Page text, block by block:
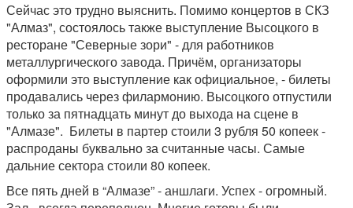
Сейчас это трудно выяснить. Помимо концертов в СКЗ
"Алмаз", состоялось также выступление Высоцкого в
ресторане "Северные зори" - для работников
металлургического завода. Причём, организаторы
оформили это выступление как официальное, - билеты
продавались через филармонию. Высоцкого отпустили
только за пятнадцать минут до выхода на сцене в
"Алмазе". Билеты в партер стоили 3 рубля 50 копеек -
распроданы буквально за считанные часы. Самые
дальние сектора стоили 80 копеек.
Все пять дней в “Алмазе” - аншлаги. Успех - огромный.